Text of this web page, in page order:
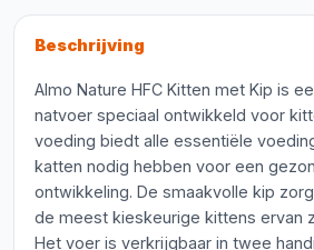
Beschrijving
Almo Nature HFC Kitten met Kip is
natvoer speciaal ontwikkeld voor
voeding biedt alle essentiële
katten nodig hebben voor een
ontwikkeling. De smaakvolle kip
de meest kieskeurige kittens ervan
Het voer is verkrijgbaar in twee